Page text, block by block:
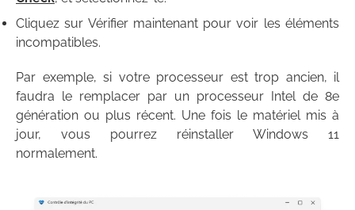
Cliquez sur Vérifier maintenant pour voir les éléments
incompatibles.
Par exemple, si votre processeur est trop ancien, il
faudra le remplacer par un processeur Intel de 8e
génération ou plus récent. Une fois le matériel mis à
jour, vous pourrez réinstaller Windows 11
normalement.